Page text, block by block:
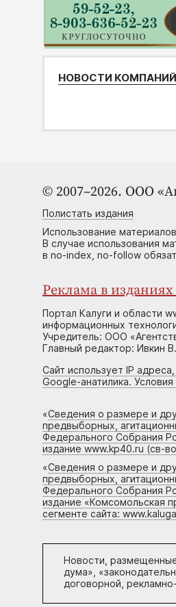
НОВОСТИ КОМПАНИЙ
© 2007–2026. ООО
Полистать издания
Использование
В случае использования
в no-index, no-follow
Реклама в
Портал Калуги и области
информационных
Учредитель: ООО
Главный редактор: Ивкин
Сайт использует IP
Google-анатилика.
«Сведения о размере и
предвыборных,
Федерального Собрания
издание www.kp40.ru (св-
«Сведения о размере и
предвыборных,
Федерального Собрания
издание «Комсомольская
сегменте сайта:
Новости,
дума»,
договорной,